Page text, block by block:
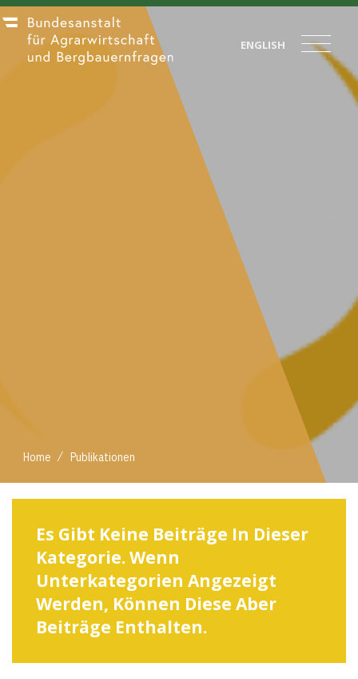
ENGLISH
Home / Publikationen
Es Gibt Keine Beiträge In Dieser
Kategorie. Wenn
Unterkategorien Angezeigt
Werden, Können Diese Aber
Beiträge Enthalten.